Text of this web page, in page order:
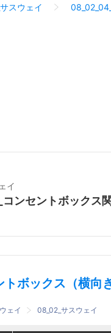
スウェイ
イ
ンセントボックス
トボックス（横向
ェイ 08_02_サスウェイ